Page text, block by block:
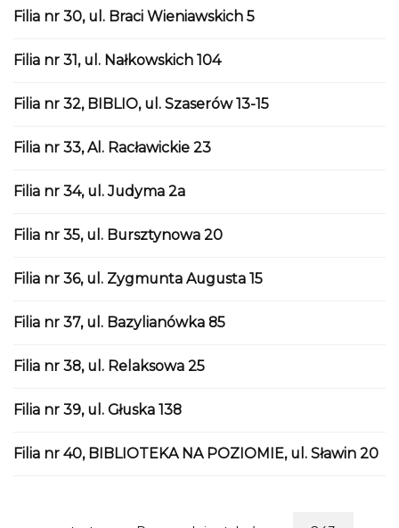
Filia nr 30, ul. Braci Wieniawskich 5
Filia nr 31, ul. Nałkowskich 104
Filia nr 32, BIBLIO, ul. Szaserów 13-15
Filia nr 33, Al. Racławickie 23
Filia nr 34, ul. Judyma 2a
Filia nr 35, ul. Bursztynowa 20
Filia nr 36, ul. Zygmunta Augusta 15
Filia nr 37, ul. Bazylianówka 85
Filia nr 38, ul. Relaksowa 25
Filia nr 39, ul. Głuska 138
Filia nr 40, BIBLIOTEKA NA POZIOMIE, ul. Sławin 20